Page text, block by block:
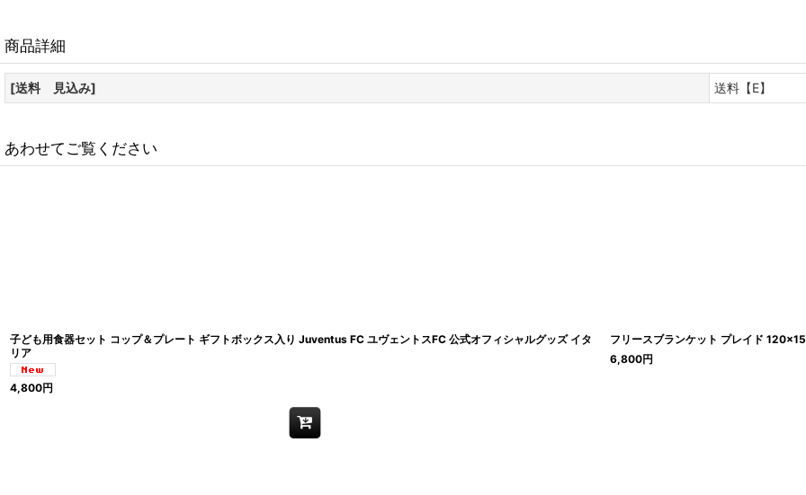
商品詳細
[送料 見込み] 送料【E】
あわせてご覧ください
子ども用食器セット コップ＆プレート ギフトボックス入り Juventus FC ユヴェントスFC 公式オフィシャルグッズ イタ
リア
4,800円
フリースブランケット プレイド
6,800円